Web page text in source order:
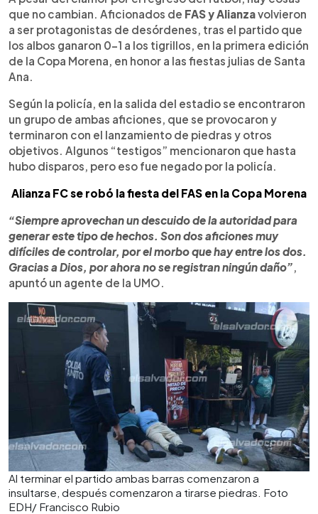
que no cambian. Aficionados de FAS y Alianzavolvieron
a ser protagonistas de desórdenes, tras el partido que
los albos ganaron 0-1 a los tigrillos, en la primera edición
de la Copa Morena, en honor a las fiestas julias de Santa
Ana.
Según la policía, en la salida del estadio se encontraron
un grupo de ambas aficiones, que se provocaron y
terminaron con el lanzamiento de piedras y otros
objetivos. Algunos “testigos” mencionaron que hasta
hubo disparos, pero eso fue negado por la policía.
Alianza FC se robó la fiesta del FAS en la Copa Morena
“Siempre aprovechan un descuido de la autoridad para
generar este tipo de hechos. Son dos aficiones muy
difíciles de controlar, por el morbo que hay entre los dos.
Gracias a Dios, por ahora no se registran ningún daño”
apuntó un agente de la UMO.
Al terminar el partido ambas barras comenzaron a
insultarse, después comenzaron a tirarse piedras. Foto
EDH/ Francisco Rubio